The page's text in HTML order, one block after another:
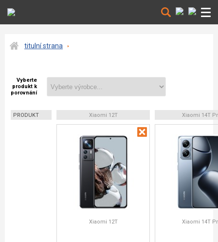
titulní strana
Vyberte
produkt k
porovnání
PRODUKT Xiaomi 12T Xiaomi 14T
Xiaomi 12T Xiaomi 14T